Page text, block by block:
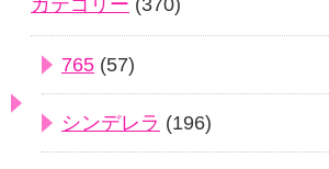
カテゴリー (370)
765 (57)
シンデレラ (196)